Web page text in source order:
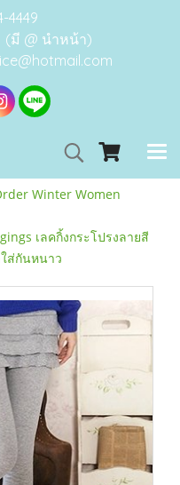
4449
(มี @ นำหน้า)
Winter Women
เลคกิ้งกระโปรงลายสี
ส่กันหนาว